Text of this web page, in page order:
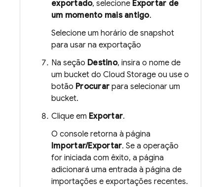
exportado, selecione Exportar de
um momento mais antigo.
Selecione um horário de snapshot
para usar na exportação
Na seção Destino, insira o nome de
um bucket do Cloud Storage ou use o
botão Procurar para selecionar um
bucket.
Clique em Exportar.
O console retorna à página
Importar/Exportar. Se a operação
for iniciada com êxito, a página
adicionará uma entrada à página de
importações e exportações recentes.